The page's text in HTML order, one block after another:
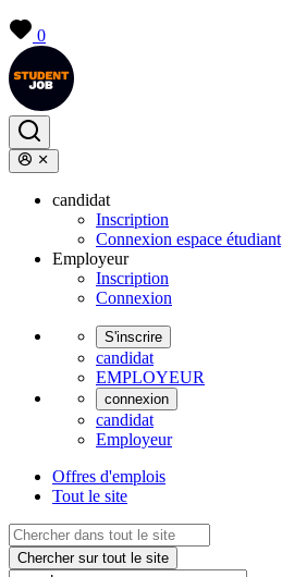
0
candidat
Inscription
Connexion espace étudiant
Employeur
Inscription
Connexion
S'inscrire
candidat
EMPLOYEUR
connexion
candidat
Employeur
Offres d'emplois
Tout le site